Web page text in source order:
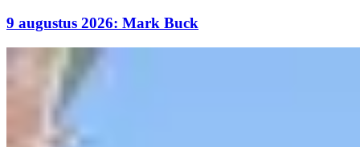
9 augustus 2026: Mark Buck